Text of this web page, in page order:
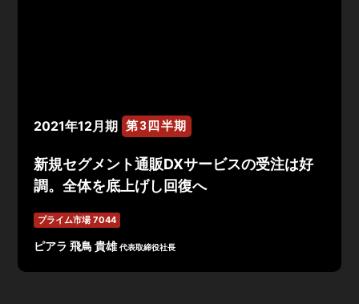
2021年12月期 第3四半期
新規セグメント通販DXサービスの受注は好
調。全体を底上げし回復へ
プライム市場 7044
ピアラ 飛鳥 貴雄代表取締役社長